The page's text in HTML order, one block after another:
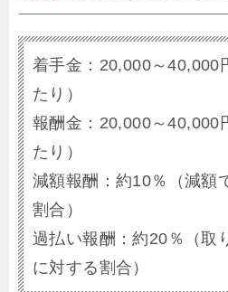
着手金：20,000～40,000
たり）
報酬金：20,000～40,000
たり）
減額報酬：約10％（減額
割合）
過払い報酬：約20％（取
に対する割合）